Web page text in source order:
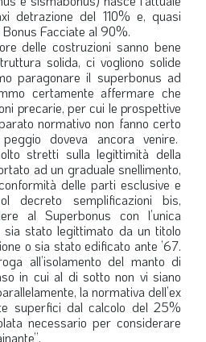
detrazione del 110% e, quasi
Facciate al 90%.
delle costruzioni sanno bene
solida, ci vogliono solide
paragonare il superbonus ad
certamente affermare che
precarie, per cui le prospettive
normativo non fanno certo
doveva ancora venire.
stretti sulla legittimità della
ad un graduale snellimento,
delle parti esclusive e
decreto semplificazioni bis,
al Superbonus con l’unica
sia stato legittimato da un titolo
o sia stato edificato ante ’67.
all’isolamento del manto di
in cui al di sotto non vi siano
la normativa dell’ex
superfici dal calcolo del 25%
necessario per considerare